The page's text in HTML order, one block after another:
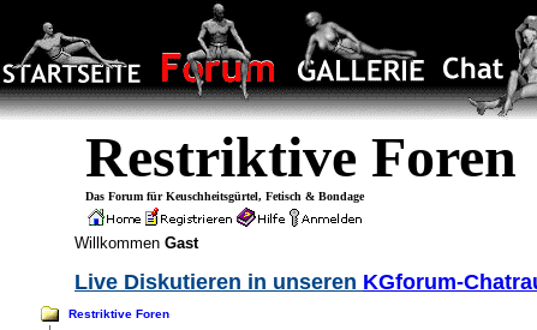
Restriktive Foren
Das Forum für Keuschheitsgürtel, Fetisch & Bondage
Willkommen Gast
Live Diskutieren in unseren KGforum-
Restriktive Foren